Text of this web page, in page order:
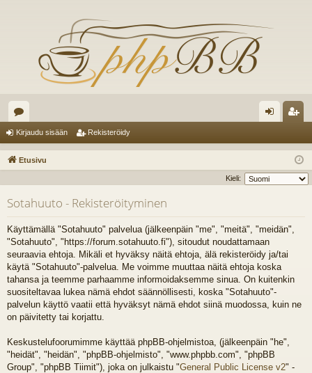
es
ku
ua
lu
ee
t
au
du
sä
ist
er
dy
Kirjaudu sisään Rekisteröidy
Etusivu
Kieli:
Sotahuuto - Rekisteröityminen
Käyttämällä "Sotahuuto" palvelua (jälkeenpäin "me", "meitä", "meidän",
"Sotahuuto", "https://forum.sotahuuto.fi"), sitoudut noudattamaan
seuraavia ehtoja. Mikäli et hyväksy näitä ehtoja, älä rekisteröidy ja/tai
käytä "Sotahuuto"-palvelua. Me voimme muuttaa näitä ehtoja koska
tahansa ja teemme parhaamme informoidaksemme sinua. On kuitenkin
suositeltavaa lukea nämä ehdot säännöllisesti, koska "Sotahuuto"-
palvelun käyttö vaatii että hyväksyt nämä ehdot siinä muodossa, kuin ne
on päivitetty tai korjattu.
Keskustelufoorumimme käyttää phpBB-ohjelmistoa, (jälkeenpäin "he",
"heidät", "heidän", "phpBB-ohjelmisto", "www.phpbb.com", "phpBB
Group", "phpBB Tiimit"), joka on julkaistu "General Public License v2" -